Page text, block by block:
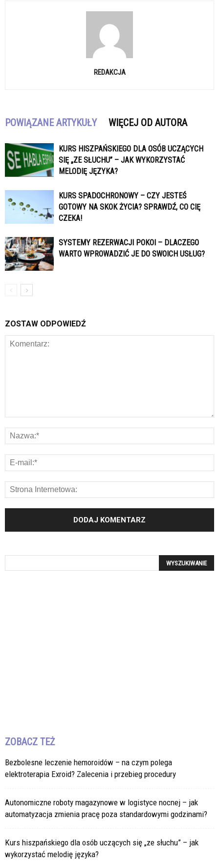
REDAKCJA
POWIĄZANE ARTYKUŁY WIĘCEJ OD AUTORA
KURS HISZPAŃSKIEGO DLA OSÓB UCZĄCYCH
SIĘ „ZE SŁUCHU” – JAK WYKORZYSTAĆ
MELODIĘ JĘZYKA?
KURS SPADOCHRONOWY – CZY JESTEŚ
GOTOWY NA SKOK ŻYCIA? SPRAWDŹ, CO CIĘ
CZEKA!
SYSTEMY REZERWACJI POKOI – DLACZEGO
WARTO WPROWADZIĆ JE DO SWOICH USŁUG?
ZOSTAW ODPOWIEDŹ
ZOBACZ TEŻ
Bezbolesne leczenie hemoroidów – na czym polega
elektroterapia Exroid? Zalecenia i przebieg procedury
Autonomiczne roboty magazynowe w logistyce nocnej – jak
automatyzacja zmienia pracę poza standardowymi godzinami?
Kurs hiszpańskiego dla osób uczących się „ze słuchu” – jak
wykorzystać melodię języka?